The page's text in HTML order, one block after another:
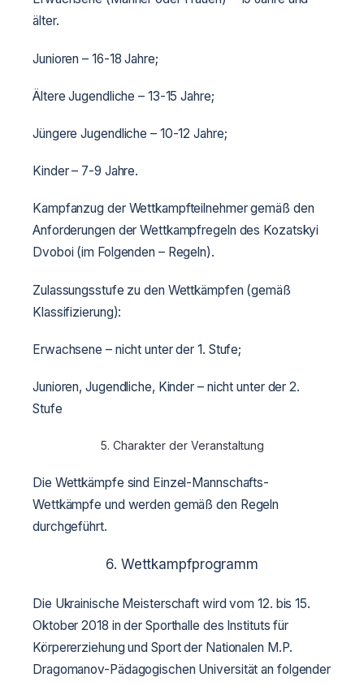
älter.
Junioren – 16-18 Jahre;
Ältere Jugendliche – 13-15 Jahre;
Jüngere Jugendliche – 10-12 Jahre;
Kinder – 7-9 Jahre.
Kampfanzug der Wettkampfteilnehmer gemäß den
Anforderungen der Wettkampfregeln des Kozatskyi
Dvoboi (im Folgenden – Regeln).
Zulassungsstufe zu den Wettkämpfen (gemäß
Klassifizierung):
Erwachsene – nicht unter der 1. Stufe;
Junioren, Jugendliche, Kinder – nicht unter der 2.
Stufe
5. Charakter der Veranstaltung
Die Wettkämpfe sind Einzel-Mannschafts-
Wettkämpfe und werden gemäß den Regeln
durchgeführt.
6. Wettkampfprogramm
Die Ukrainische Meisterschaft wird vom 12. bis 15.
Oktober 2018 in der Sporthalle des Instituts für
Körpererziehung und Sport der Nationalen M.P.
Dragomanov-Pädagogischen Universität an folgender